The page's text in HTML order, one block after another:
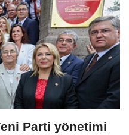
Parti yönetimi